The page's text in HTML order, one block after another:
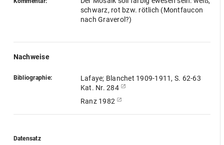
schwarz, rot bzw. rötlich (Montfaucon
nach Graverol?)
Nachweise
Bibliographie:
Lafaye; Blanchet 1909-1911, S. 62-63
Kat. Nr. 284
Ranz 1982
Datensatz